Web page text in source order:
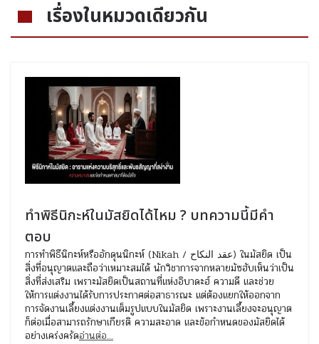
เรื่องในหมวดเดียวกัน
ทำพิธีนิกะห์ในมัสยิดได้ไหม ? บทความนี้มีคำ
ตอบ
การทำพิธีนิกะห์หรืออักดุนนิกะห์ (Nikah / عقد النكاح) ในมัสยิด เป็น
สิ่งที่อนุญาตและถือว่าเหมาะสมได้ นักวิชาการจากหลายมัซฮับเห็นว่าเป็น
สิ่งที่ส่งเสริม เพราะมัสยิดเป็นสถานที่แห่งอิบาดะฮ์ ความดี และช่วย
ให้การแต่งงานได้รับการประกาศต่อสาธารณะ แต่ต้องแยกให้ออกจาก
การจัดงานเลี้ยงแต่งงานเต็มรูปแบบในมัสยิด เพราะงานเลี้ยงจะอนุญาต
ก็ต่อเมื่อสามารถรักษาเกียรติ ความสะอาด และข้อกำหนดของมัสยิดได้
อย่างเคร่งครัดอ่านต่อ...